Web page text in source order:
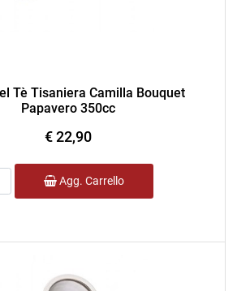
Tè Tisaniera Camilla Bouquet
Papavero 350cc
€ 22,90
Agg. Carrello